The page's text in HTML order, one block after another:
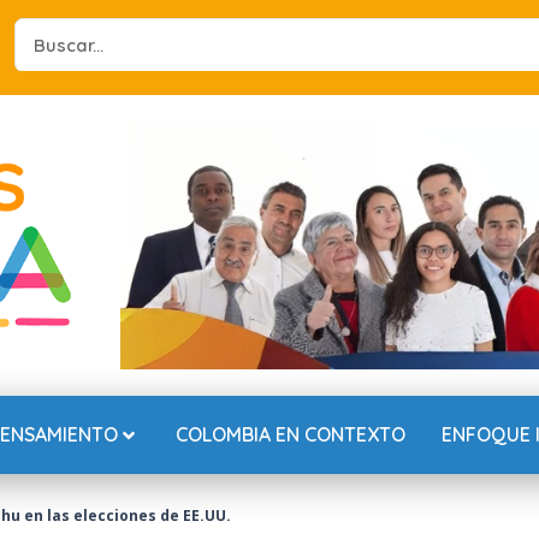
Search
...
COLOMBIA EN CONTEXTO ENFOQUE
en las elecciones de EE.UU.